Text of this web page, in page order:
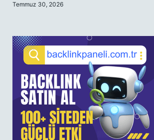
Temmuz 30, 2026